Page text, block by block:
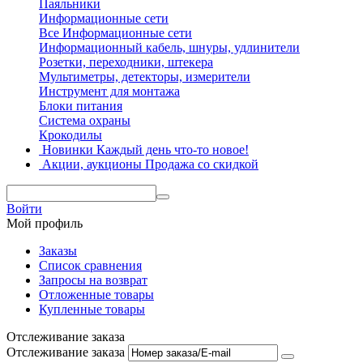
Паяльники
Информационные сети
Все Информационные сети
Информационный кабель, шнуры, удлинители
Розетки, переходники, штекера
Мультиметры, детекторы, измерители
Инструмент для монтажа
Блоки питания
Система охраны
Крокодилы
Новинки Каждый день что-то новое!
Акции, аукционы Продажа со скидкой
Войти
Мой профиль
Заказы
Список сравнения
Запросы на возврат
Отложенные товары
Купленные товары
Отслеживание заказа
Отслеживание заказа